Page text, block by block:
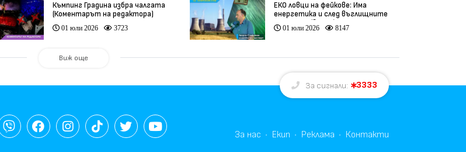
Къмпинг Градина избра чалгата
(Коментарът на редактора)
01 юли 2026 3723
ЕКО ловци на фейкове: Има
енергетика и след въглищните
централи (видео)
01 юли 2026 8147
Виж още
За сигнали: 3333
За нас Екип Реклама Контакти